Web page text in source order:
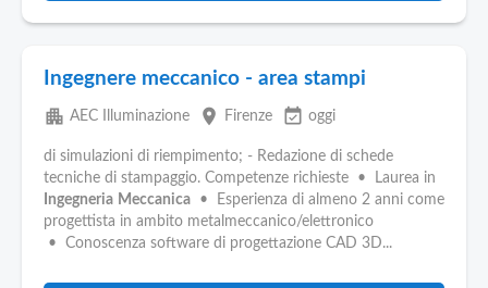
Ingegnere meccanico - area stampi
apartment AEC Illuminazione place Firenze event_available oggi
di simulazioni di riempimento; - Redazione di schede
tecniche di stampaggio. Competenze richieste • Laurea in
Ingegneria Meccanica • Esperienza di almeno 2 anni come
progettista in ambito metalmeccanico/elettronico
• Conoscenza software di progettazione CAD 3D...